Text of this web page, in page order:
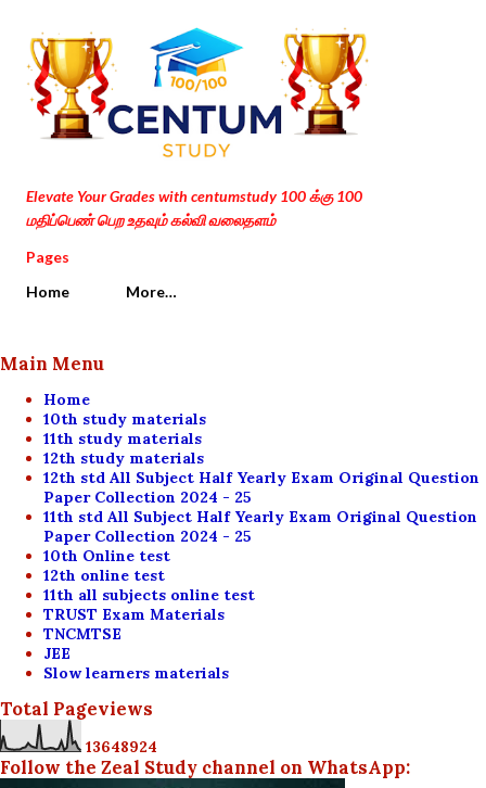
Skip to main content
Elevate Your Grades with centumstudy 100 க்கு 100
மதிப்பெண் பெற உதவும் கல்வி வலைதளம்
Pages
Home
More…
Main Menu
Home
10th study materials
11th study materials
12th study materials
12th std All Subject Half Yearly Exam Original Question
Paper Collection 2024 - 25
11th std All Subject Half Yearly Exam Original Question
Paper Collection 2024 - 25
10th Online test
12th online test
11th all subjects online test
TRUST Exam Materials
TNCMTSE
JEE
Slow learners materials
Total Pageviews
13648924
Follow the Zeal Study channel on WhatsApp: